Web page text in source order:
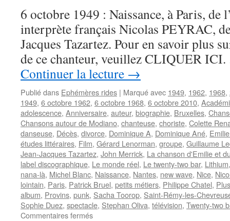
6 octobre 1949 : Naissance, à Paris, de
interprète français Nicolas PEYRAC,
Jacques Tazartez. Pour en savoir plus
de ce chanteur, veuillez CLIQUER
Continuer la lecture →
Publié dans Ephémères rides | Marqué avec 1949, 1962, 1968,
1949, 6 octobre 1962, 6 octobre 1968, 6 octobre 2010,
adolescence, Anniversaire, auteur, biographie, Bruxelles,
Chansons autour de Modiano, chanteuse, choriste, Colette
danseuse, Décès, divorce, Dominique A, Dominique Ané,
études littéraires, Film, Gérard Lenorman, groupe, Guillaume
Jean-Jacques Tazartez, John Merrick, La chanson d'Emilie et
label discographique, Le monde réel, Le twenty-two bar, Lithium
nana-là, Michel Blanc, Naissance, Nantes, new wave, Nice,
lointain, Paris, Patrick Bruel, petits métiers, Philippe Chatel,
album, Provins, punk, Sacha Toorop, Saint-Rémy-les-
Sophie Duez, spectacle, Stephan Oliva, télévision, Twenty-two
Commentaires ferméssur